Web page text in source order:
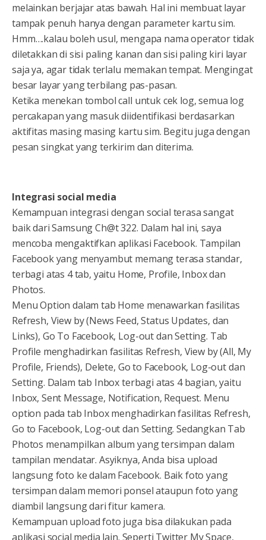
melainkan berjajar atas bawah. Hal ini membuat layar
tampak penuh hanya dengan parameter kartu sim.
Hmm….kalau boleh usul, mengapa nama operator tidak
diletakkan di sisi paling kanan dan sisi paling kiri layar
saja ya, agar tidak terlalu memakan tempat. Mengingat
besar layar yang terbilang pas-pasan.
Ketika menekan tombol call untuk cek log, semua log
percakapan yang masuk diidentifikasi berdasarkan
aktifitas masing masing kartu sim. Begitu juga dengan
pesan singkat yang terkirim dan diterima.
Integrasi social media
Kemampuan integrasi dengan social terasa sangat
baik dari Samsung Ch@t 322. Dalam hal ini, saya
mencoba mengaktifkan aplikasi Facebook. Tampilan
Facebook yang menyambut memang terasa standar,
terbagi atas 4 tab, yaitu Home, Profile, Inbox dan
Photos.
Menu Option dalam tab Home menawarkan fasilitas
Refresh, View by (News Feed, Status Updates, dan
Links), Go To Facebook, Log-out dan Setting. Tab
Profile menghadirkan fasilitas Refresh, View by (All, My
Profile, Friends), Delete, Go to Facebook, Log-out dan
Setting. Dalam tab Inbox terbagi atas 4 bagian, yaitu
Inbox, Sent Message, Notification, Request. Menu
option pada tab Inbox menghadirkan fasilitas Refresh,
Go to Facebook, Log-out dan Setting. Sedangkan Tab
Photos menampilkan album yang tersimpan dalam
tampilan mendatar. Asyiknya, Anda bisa upload
langsung foto ke dalam Facebook. Baik foto yang
tersimpan dalam memori ponsel ataupun foto yang
diambil langsung dari fitur kamera.
Kemampuan upload foto juga bisa dilakukan pada
aplikasi social media lain. Seperti Twitter My Space,